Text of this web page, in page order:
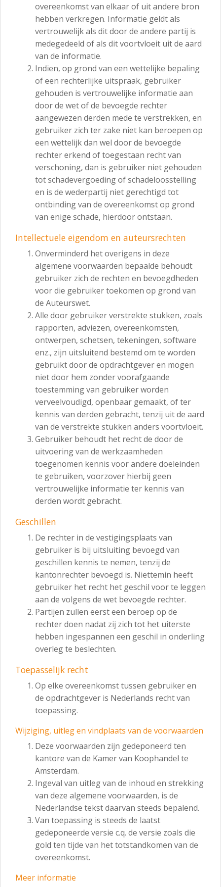
overeenkomst van elkaar of uit andere bron
hebben verkregen. Informatie geldt als
vertrouwelijk als dit door de andere partij is
medegedeeld of als dit voortvloeit uit de aard
van de informatie.
Indien, op grond van een wettelijke bepaling
of een rechterlijke uitspraak, gebruiker
gehouden is vertrouwelijke informatie aan
door de wet of de bevoegde rechter
aangewezen derden mede te verstrekken, en
gebruiker zich ter zake niet kan beroepen op
een wettelijk dan wel door de bevoegde
rechter erkend of toegestaan recht van
verschoning, dan is gebruiker niet gehouden
tot schadevergoeding of schadeloosstelling
en is de wederpartij niet gerechtigd tot
ontbinding van de overeenkomst op grond
van enige schade, hierdoor ontstaan.
Intellectuele eigendom en auteursrechten
Onverminderd het overigens in deze
algemene voorwaarden bepaalde behoudt
gebruiker zich de rechten en bevoegdheden
voor die gebruiker toekomen op grond van
de Auteurswet.
Alle door gebruiker verstrekte stukken, zoals
rapporten, adviezen, overeenkomsten,
ontwerpen, schetsen, tekeningen, software
enz., zijn uitsluitend bestemd om te worden
gebruikt door de opdrachtgever en mogen
niet door hem zonder voorafgaande
toestemming van gebruiker worden
verveelvoudigd, openbaar gemaakt, of ter
kennis van derden gebracht, tenzij uit de aard
van de verstrekte stukken anders voortvloeit.
Gebruiker behoudt het recht de door de
uitvoering van de werkzaamheden
toegenomen kennis voor andere doeleinden
te gebruiken, voorzover hierbij geen
vertrouwelijke informatie ter kennis van
derden wordt gebracht.
Geschillen
De rechter in de vestigingsplaats van
gebruiker is bij uitsluiting bevoegd van
geschillen kennis te nemen, tenzij de
kantonrechter bevoegd is. Niettemin heeft
gebruiker het recht het geschil voor te leggen
aan de volgens de wet bevoegde rechter.
Partijen zullen eerst een beroep op de
rechter doen nadat zij zich tot het uiterste
hebben ingespannen een geschil in onderling
overleg te beslechten.
Toepasselijk recht
Op elke overeenkomst tussen gebruiker en
de opdrachtgever is Nederlands recht van
toepassing.
Wijziging, uitleg en vindplaats van de voorwaarden
Deze voorwaarden zijn gedeponeerd ten
kantore van de Kamer van Koophandel te
Amsterdam.
Ingeval van uitleg van de inhoud en strekking
van deze algemene voorwaarden, is de
Nederlandse tekst daarvan steeds bepalend.
Van toepassing is steeds de laatst
gedeponeerde versie c.q. de versie zoals die
gold ten tijde van het totstandkomen van de
overeenkomst.
Meer informatie